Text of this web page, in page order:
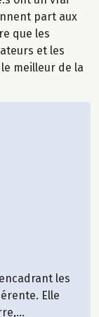
part aux
que les
et les
meilleur de la
les
Elle